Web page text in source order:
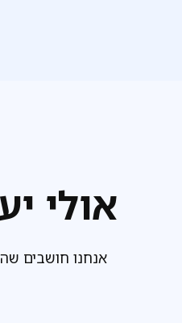
אולי
אנחנו חושבים